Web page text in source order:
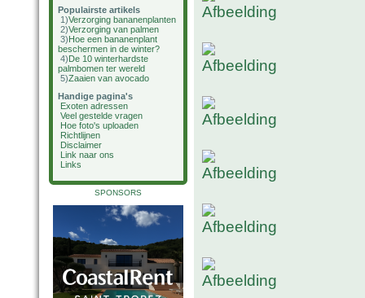
Populairste artikels
1)Verzorging bananenplanten
2)Verzorging van palmen
3)Hoe een bananenplant
beschermen in de winter?
4)De 10 winterhardste
palmbomen ter wereld
5)Zaaien van avocado
Handige pagina's
Exoten adressen
Veel gestelde vragen
Hoe foto's uploaden
Richtlijnen
Disclaimer
Link naar ons
Links
SPONSORS